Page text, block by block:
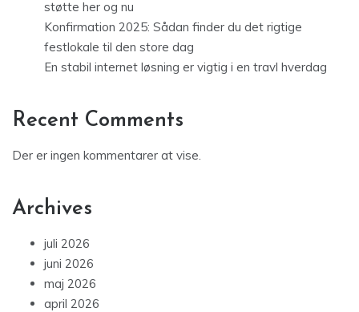
støtte her og nu
Konfirmation 2025: Sådan finder du det rigtige
festlokale til den store dag
En stabil internet løsning er vigtig i en travl hverdag
Recent Comments
Der er ingen kommentarer at vise.
Archives
juli 2026
juni 2026
maj 2026
april 2026